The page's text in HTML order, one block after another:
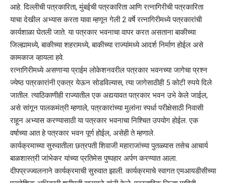
आहे. दिल्लीची पत्रकारिता, मुंबईची पत्रकारिता आणि रत्नागिरीची पत्रकारिता
याचा देखील अभ्यास करता यावा म्हणून गेली 2 वर्षे रत्नागिरीमध्ये पत्रकारांची
कार्यशाळा घेतली जाते. या पत्रकार भवनाचा वापर करत असताना बाकीच्या
जिल्ह्यामध्ये, बाकीच्या शहरामध्ये, बाकीच्या राज्यांमध्ये आदर्श निर्माण होईल असे
कामकाज व्हायला हवे.
रत्नागिरीमध्ये असणाऱ्या प्राईम लोकेशनवरील पत्रकार भवनच्या जागेचा प्रश्न
ज्येष्ठ पत्रकारांनी एकत्र येऊन सोडविल्यास, त्या जागेसाठीही 5 कोटी रुपये दिले
जातील. त्याठिकाणीही राज्यातील एक अद्ययावत पत्रकार भवन उभे केले जाईल,
असे सांगून पालकमंत्री म्हणाले, पत्रकारांच्या मुलांना स्पर्धा परीक्षेसाठी निवासी
राहून अभ्यास करण्यासाठी या पत्रकार भवनाचा निश्चित उपयोग होईल. एक
वर्षाच्या आत हे पत्रकार भवन पूर्ण होईल, असेही ते म्हणाले.
कार्यक्रमाच्या सुरुवातीला छत्रपती शिवाजी महाराजांच्या पुतळ्यास तसेच आचार्य
बाळशास्त्री जांभेकर यांच्या प्रतिमेस पुष्पहार अर्पण करण्यात आला.
दीपप्रज्ज्वलनाने कार्यक्रमाची सुरुवात झाली. कार्यक्रमाचे स्वागत एमआयडीसीच्या